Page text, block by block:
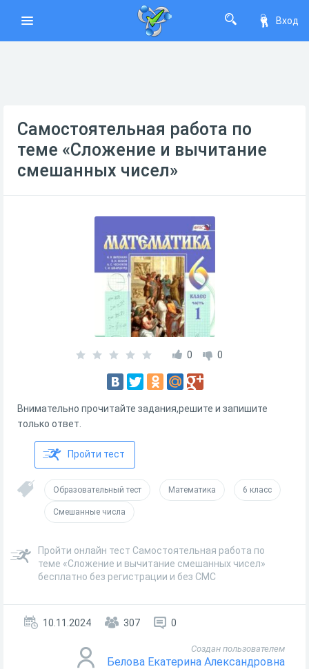
Вход
Самостоятельная работа по
теме «Сложение и вычитание
смешанных чисел»
0 0
Внимательно прочитайте задания,решите и запишите
только ответ.
Пройти тест
Образовательный тест Математика 6 класс
Смешанные числа
Пройти онлайн тест Самостоятельная работа по
теме «Сложение и вычитание смешанных чисел»
бесплатно без регистрации и без СМС
10.11.2024 307 0
Создан пользователем
Белова Екатерина Александровна